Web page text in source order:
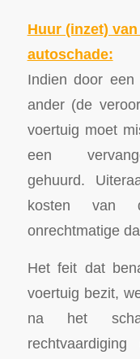
Huur (inzet)
autoschade:
Indien door
ander (de
voertuig moet
een
gehuurd.
kosten van
onrechtmatige
Het feit dat
voertuig bezit,
na het